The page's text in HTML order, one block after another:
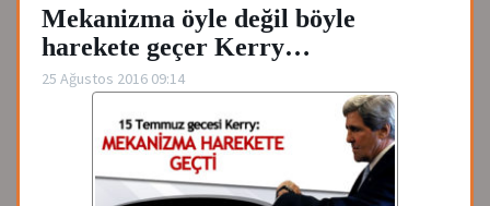
Mekanizma öyle değil böyle
harekete geçer Kerry…
25 Ağustos 2016 09:14